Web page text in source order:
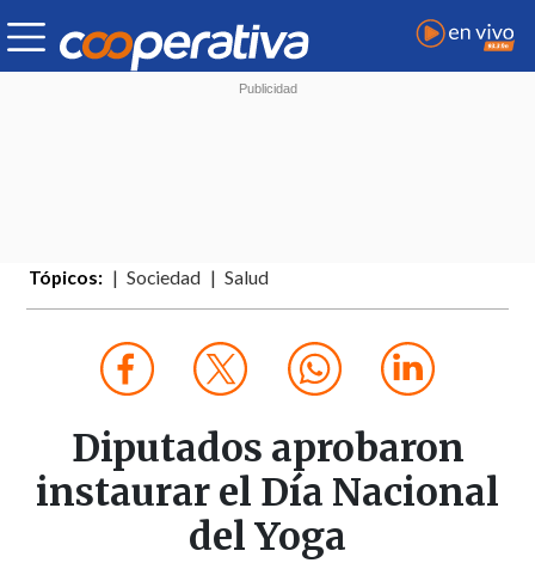
Tópicos: Sociedad Salud
Diputados aprobaron
instaurar el Día Nacional
del Yoga